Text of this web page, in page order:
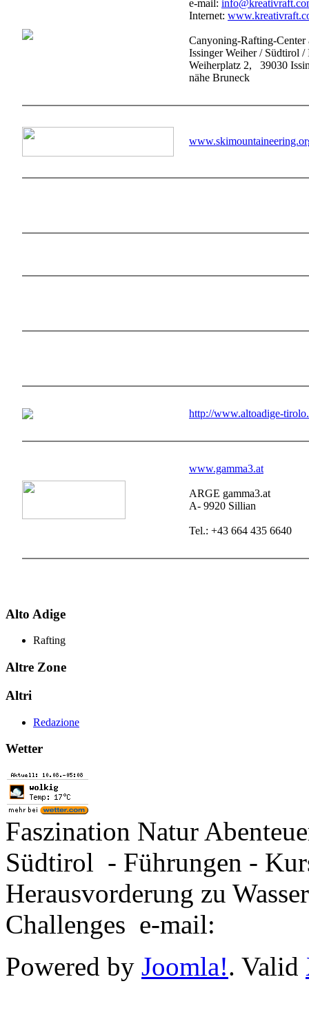
e-mail:
Internet:
Canyoning-Rafting-Center
Issinger Weiher / Südtirol /
Weiherplatz 2, 39030
nähe Bruneck
http://www.altoadige-
www.gamma3.at
ARGE gamma3.at
A- 9920 Sillian
Tel.: +43 664 435 6640
Alto Adige
Rafting
Altre Zone
Altri
Redazione
Wetter
Faszination Natur
Südtirol - Führungen -
Herausvorderung zu
Challenges e-mail:
Powered by Joomla!. Valid